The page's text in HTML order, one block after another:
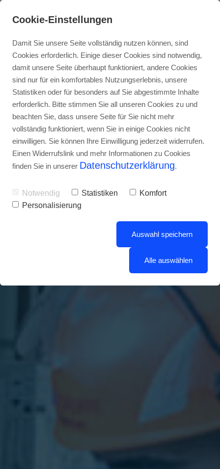
Cookie-Einstellungen
Damit Sie unsere Seite vollständig nutzen können, sind
Cookies erforderlich. Einige dieser Cookies sind notwendig,
damit unsere Seite überhaupt funktioniert, andere Cookies
sind nur für ein komfortables Nutzungserlebnis, unsere
Statistiken oder für besonders auf Sie abgestimmte Inhalte
erforderlich. Bitte stimmen Sie all unseren Cookies zu und
beachten Sie, dass unsere Seite für Sie nicht mehr
vollständig funktioniert, wenn Sie in einige Cookies nicht
einwilligen. Sie können Ihre Einwilligung jederzeit widerrufen.
Einen Widerrufslink und mehr Informationen zu Cookies
finden Sie in unserer Datenschutzerklärung.
Notwendig Statistiken
Komfort
Personalisierung
Auswahl speichern
Alle auswählen